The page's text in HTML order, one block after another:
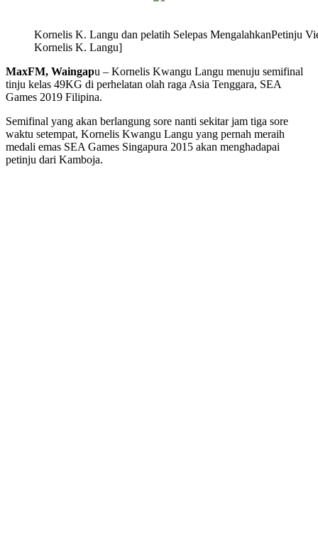
Kornelis K. Langu dan pelatih Selepas MengalahkanPetinju
Kornelis K. Langu]
MaxFM, Waingapu – Kornelis Kwangu Langu menuju semifinal
tinju kelas 49KG di perhelatan olah raga Asia Tenggara, SEA
Games 2019 Filipina.
Semifinal yang akan berlangung sore nanti sekitar jam tiga sore
waktu setempat, Kornelis Kwangu Langu yang pernah meraih
medali emas SEA Games Singapura 2015 akan menghadapai
petinju dari Kamboja.